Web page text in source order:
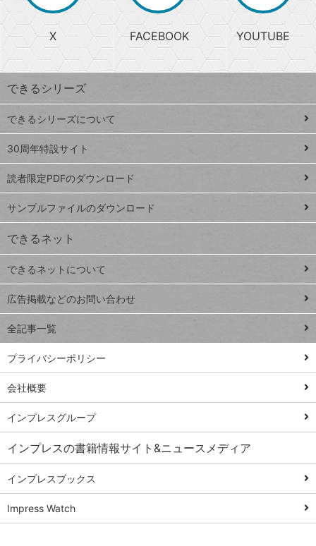
search
検
索
上
昇
ワ
ー
ド
Google
スプレ
ッドシ
ート
iPhone
VLOOKUP
close
閉じ
る
る
ら
探
す
ト
ッ
プ
ペ
ジ
連載
Excel Q&A
トイアンナ流仕
事術
PowerAutomate
ではじめる業務
の完全自動化
AI議事録作成術
Windows 11
Q&A
Teams踏み込み
活用術
Excel講師の仕事
術
X FACEBOOK YOUTUBE
できるシリーズ
できるシリーズについて
30周年特設サイト
読者限定PDFのダウンロード
サンプルファイルのダウンロード
できるネット
できるネットについて
広告掲載などのお問い合わせ
全記事一覧
プライバシーポリシー
会社概要
インプレスグループ
インプレスの書籍情報サイト&ニュースメディア
インプレスブックス
Impress Watch